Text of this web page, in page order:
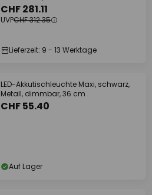
CHF 281.11
UVPCHF 312.35
Lieferzeit: 9 - 13 Werktage
LED-Akkutischleuchte Maxi, schwarz,
Metall, dimmbar, 36 cm
CHF 55.40
Auf Lager